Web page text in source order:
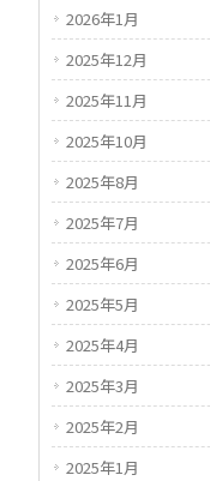
2026年1月
2025年12月
2025年11月
2025年10月
2025年8月
2025年7月
2025年6月
2025年5月
2025年4月
2025年3月
2025年2月
2025年1月